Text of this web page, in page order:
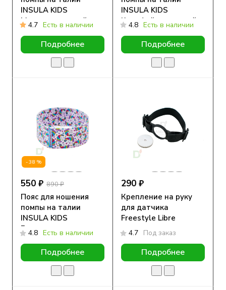
INSULA KIDS
Монстрики, синий
4.7 Есть в наличии
Подробнее
INSULA KIDS
Котофейки, желтый
4.8 Есть в наличии
Подробнее
-38%
550 ₽ 890 ₽
Пояс для ношения
помпы на талии
INSULA KIDS
Единорожка
4.8 Есть в наличии
Подробнее
290 ₽
Крепление на руку
для датчика
Freestyle Libre
4.7 Под заказ
Подробнее